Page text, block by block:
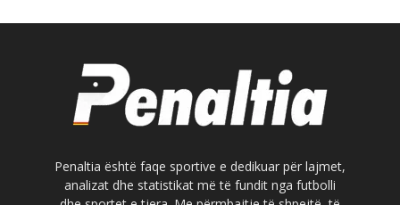
Penaltia është faqe sportive e dedikuar për lajmet,
analizat dhe statistikat më të fundit nga futbolli